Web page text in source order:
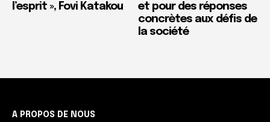
l’esprit », Fovi Katakou
et pour des réponses
concrètes aux défis de
la société
A PROPOS DE NOUS